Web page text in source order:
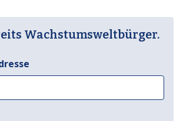
Wachstumsweltbürger.